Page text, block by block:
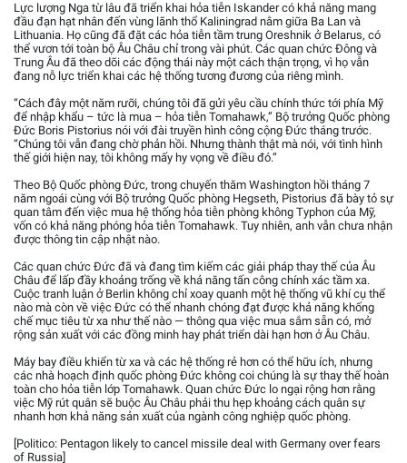
Lực lượng Nga từ lâu đã triển khai hỏa tiễn Iskander có khả năng mang
đầu đạn hạt nhân đến vùng lãnh thổ Kaliningrad nằm giữa Ba Lan và
Lithuania. Họ cũng đã đặt các hỏa tiễn tầm trung Oreshnik ở Belarus, có
thể vươn tới toàn bộ Âu Châu chỉ trong vài phút. Các quan chức Đông và
Trung Âu đã theo dõi các động thái này một cách thận trọng, vì họ vẫn
đang nỗ lực triển khai các hệ thống tương đương của riêng mình.
“Cách đây một năm rưỡi, chúng tôi đã gửi yêu cầu chính thức tới phía Mỹ
để nhập khẩu – tức là mua – hỏa tiễn Tomahawk,” Bộ trưởng Quốc phòng
Đức Boris Pistorius nói với đài truyền hình công cộng Đức tháng trước.
“Chúng tôi vẫn đang chờ phản hồi. Nhưng thành thật mà nói, với tình hình
thế giới hiện nay, tôi không mấy hy vọng về điều đó.”
Theo Bộ Quốc phòng Đức, trong chuyến thăm Washington hồi tháng 7
năm ngoái cùng với Bộ trưởng Quốc phòng Hegseth, Pistorius đã bày tỏ sự
quan tâm đến việc mua hệ thống hỏa tiễn phòng không Typhon của Mỹ,
vốn có khả năng phóng hỏa tiễn Tomahawk. Tuy nhiên, anh vẫn chưa nhận
được thông tin cập nhật nào.
Các quan chức Đức đã và đang tìm kiếm các giải pháp thay thế của Âu
Châu để lấp đầy khoảng trống về khả năng tấn công chính xác tầm xa.
Cuộc tranh luận ở Berlin không chỉ xoay quanh một hệ thống vũ khí cụ thể
nào mà còn về việc Đức có thể nhanh chóng đạt được khả năng khống
chế mục tiêu từ xa như thế nào — thông qua việc mua sắm sẵn có, mở
rộng sản xuất với các đồng minh hay phát triển dài hạn hơn ở Âu Châu.
Máy bay điều khiển từ xa và các hệ thống rẻ hơn có thể hữu ích, nhưng
các nhà hoạch định quốc phòng Đức không coi chúng là sự thay thế hoàn
toàn cho hỏa tiễn lớp Tomahawk. Quan chức Đức lo ngại rộng hơn rằng
việc Mỹ rút quân sẽ buộc Âu Châu phải thu hẹp khoảng cách quân sự
nhanh hơn khả năng sản xuất của ngành công nghiệp quốc phòng.
[Politico: Pentagon likely to cancel missile deal with Germany over fears
of Russia]